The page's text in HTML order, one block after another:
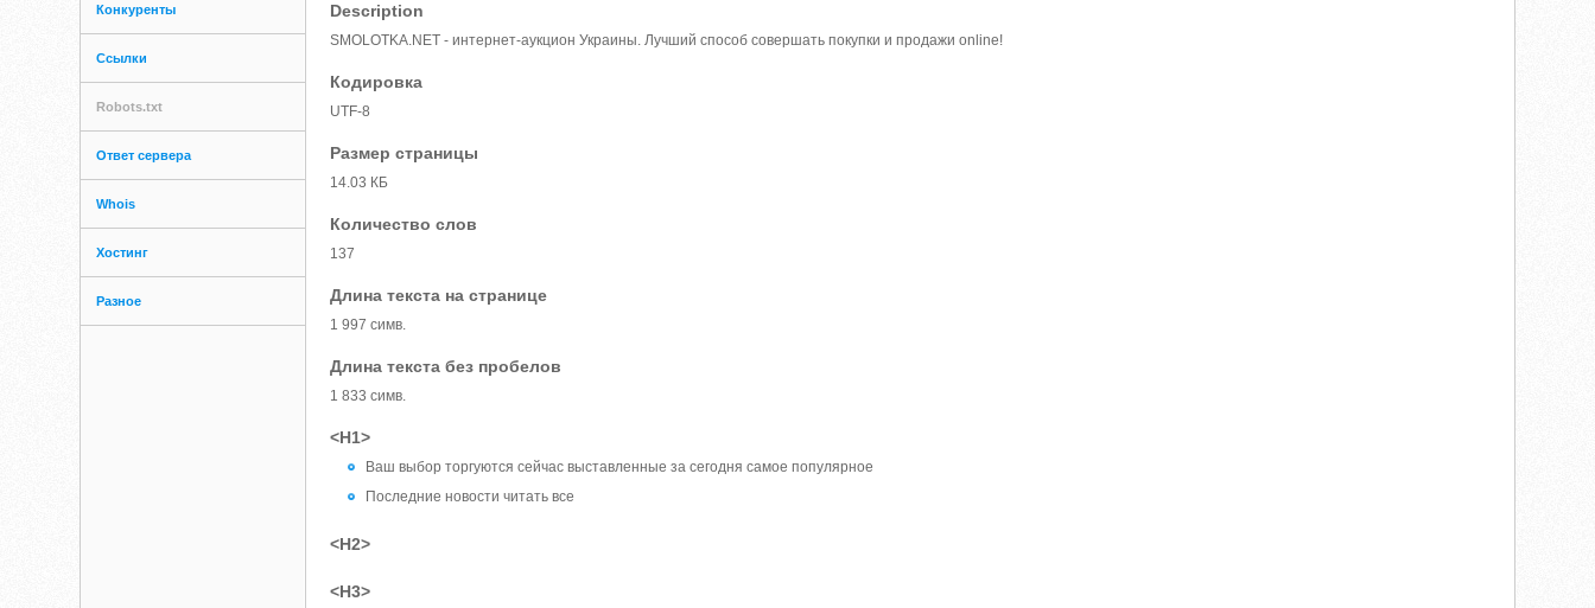
Конкуренты
Ссылки
Robots.txt
Ответ сервера
Whois
Хостинг
Разное
Description
SMOLOTKA.NET - интернет-аукцион Украины. Лучший способ совершать покупки и продажи online!
Кодировка
UTF-8
Размер страницы
14.03 КБ
Количество слов
137
Длина текста на странице
1 997 симв.
Длина текста без пробелов
1 833 симв.
<H1>
Ваш выбор торгуются сейчас выставленные за сегодня самое популярное
Последние новости читать все
<H2>
<H3>